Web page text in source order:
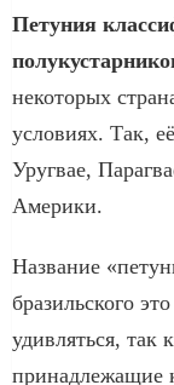
Петуния
некоторых
условиях. Так,
Уругвае,
Америки.
Название
бразильского
удивляться, так
принадлежащие